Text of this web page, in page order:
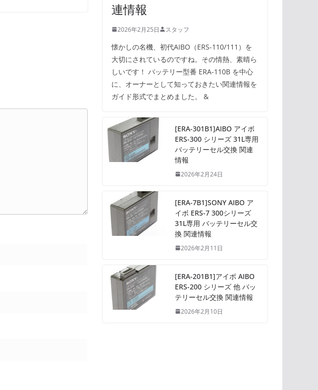
連情報
2026年2月25日 スタッフ
懐かしの名機、初代AIBO（ERS-110/111）を
大切にされているのですね。その情熱、素晴ら
しいです！ バッテリー型番 ERA-110B を中心
に、オーナーとして知っておきたい関連情報を
ガイド形式でまとめました。 &
[ERA-301B1]AIBO アイボ
ERS-300 シリーズ 31L専用
バッテリーセル交換 関連
情報
2026年2月24日
[ERA-7B1]SONY AIBO ア
イボ ERS-7 300シリーズ
31L専用 バッテリーセル交
換 関連情報
2026年2月11日
[ERA-201B1]アイボ AIBO
ERS-200 シリーズ 他 バッ
テリーセル交換 関連情報
2026年2月10日